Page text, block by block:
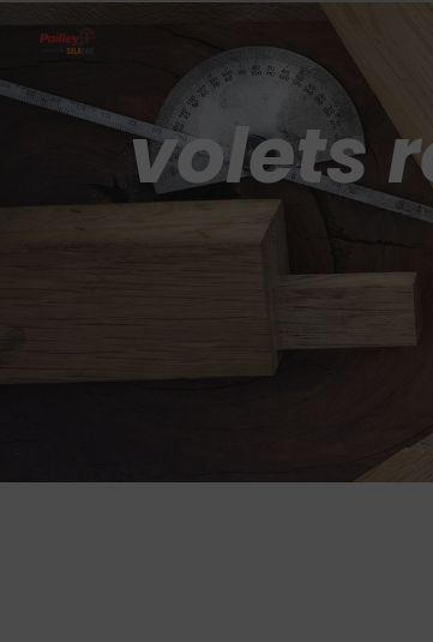
volets